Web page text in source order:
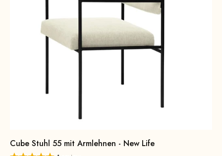
Cube Stuhl 55 mit Armlehnen - New Life